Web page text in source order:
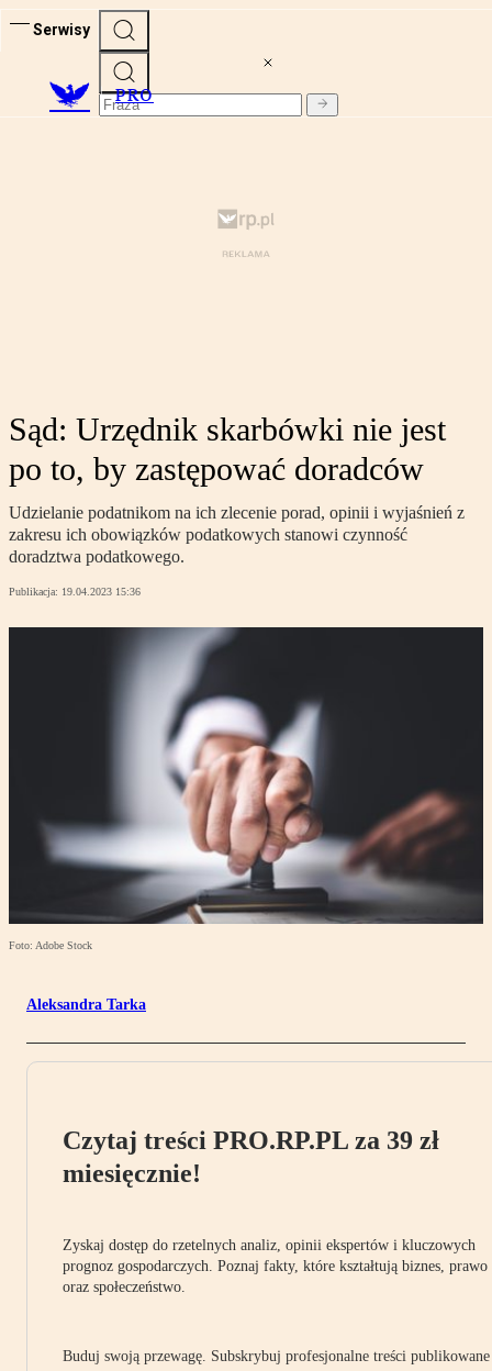
Serwisy
PRO
Sąd: Urzędnik skarbówki nie jest
po to, by zastępować doradców
Udzielanie podatnikom na ich zlecenie porad, opinii i wyjaśnień z
zakresu ich obowiązków podatkowych stanowi czynność
doradztwa podatkowego.
Publikacja: 19.04.2023 15:36
Foto: Adobe Stock
Aleksandra Tarka
Czytaj treści PRO.RP.PL za 39 zł
miesięcznie!
Zyskaj dostęp do rzetelnych analiz, opinii ekspertów i kluczowych
prognoz gospodarczych. Poznaj fakty, które kształtują biznes, prawo
oraz społeczeństwo.
Buduj swoją przewagę. Subskrybuj profesjonalne treści publikowane